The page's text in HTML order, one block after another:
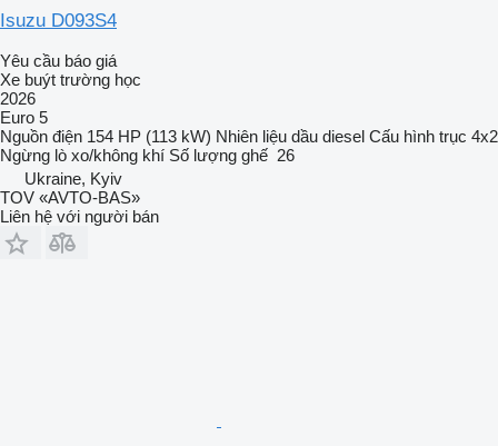
Isuzu D093S4
Yêu cầu báo giá
Xe buýt trường học
2026
Euro 5
Nguồn điện 154 HP (113 kW) Nhiên liệu dầu diesel Cấu hình trục 4x2
Ngừng lò xo/không khí Số lượng ghế 26
Ukraine, Kyiv
TOV «AVTO-BAS»
Liên hệ với người bán